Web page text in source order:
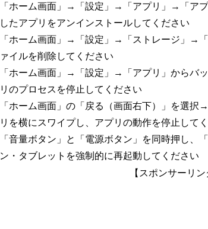
「ホーム画面」→「設定」→「アプリ」→「ア
したアプリをアンインストールしてください
「ホーム画面」→「設定」→「ストレージ」→
ァイルを削除してください
「ホーム画面」→「設定」→「アプリ」からバ
リのプロセスを停止してください
「ホーム画面」の「戻る（画面右下）」を選
リを横にスワイプし、アプリの動作を停止して
「音量ボタン」と「電源ボタン」を同時押し、
ン・タブレットを強制的に再起動してください
【スポンサーリン